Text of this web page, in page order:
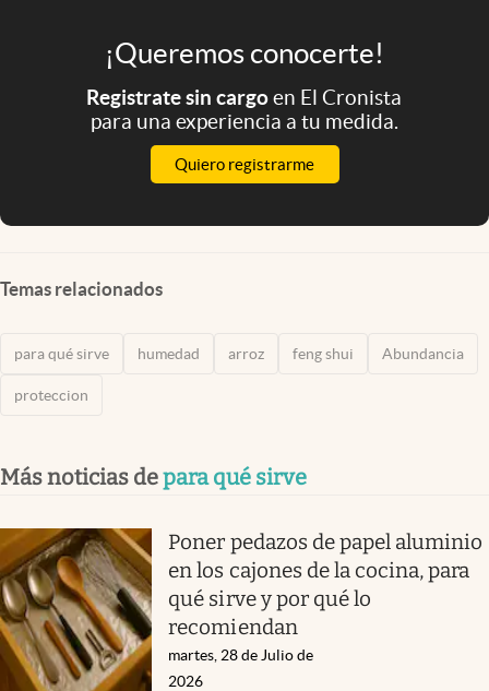
¡Queremos conocerte!
Registrate sin cargoen El Cronista
para una experiencia a tu medida.
Quiero registrarme
Temas relacionados
para qué sirve humedad arroz feng shui Abundancia
proteccion
Más noticias depara qué sirve
Poner pedazos de papel aluminio
en los cajones de la cocina, para
qué sirve y por qué lo
recomiendan
martes, 28 de Julio de
2026